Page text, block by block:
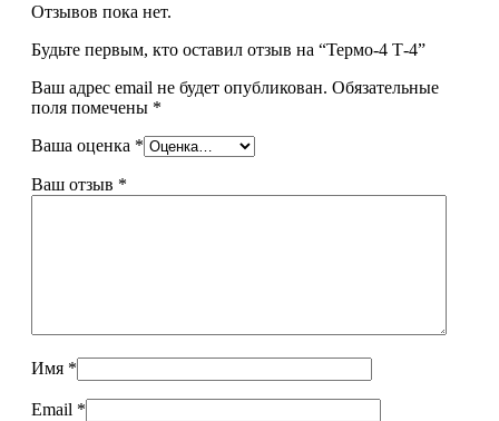
Отзывов пока нет.
Будьте первым, кто оставил отзыв на “Термо-4 Т-4”
Ваш адрес email не будет опубликован. Обязательные
поля помечены *
Ваша оценка *
Ваш отзыв *
Имя *
Email *